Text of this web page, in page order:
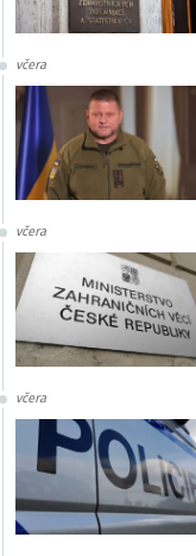
včera
včera
včera